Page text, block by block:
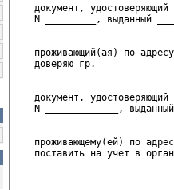
документ, удостоверяющий
N _________, выданный
проживающий(ая) по
доверяю гр.
документ, удостоверяющий
N _____________, выданный
проживающему(ей) по
поставить на учет в